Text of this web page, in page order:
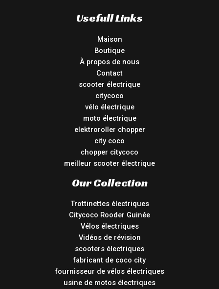
Usefull Links
Maison
Boutique
À propos de nous
Contact
scooter électrique
citycoco
vélo électrique
moto électrique
elektroroller chopper
city coco
chopper citycoco
meilleur scooter électrique
Our Collection
Trottinettes électriques
Citycoco Rooder Guinée
Vélos électriques
Vidéos de révision
scooters électriques
fabricant de coco city
fournisseur de vélos électriques
usine de motos électriques